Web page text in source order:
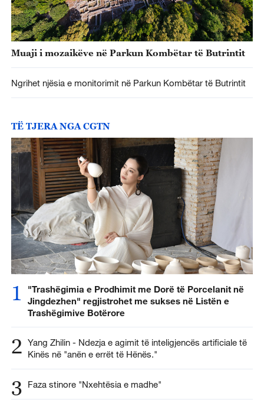
Muaji i mozaikëve në Parkun Kombëtar të Butrintit
Ngrihet njësia e monitorimit në Parkun Kombëtar të Butrintit
TË TJERA NGA CGTN
1
"Trashëgimia e Prodhimit me Dorë të Porcelanit në
Jingdezhen" regjistrohet me sukses në Listën e
Trashëgimive Botërore
2 Yang Zhilin - Ndezja e agimit të inteligjencës artificiale të
Kinës në "anën e errët të Hënës."
3 Faza stinore "Nxehtësia e madhe"